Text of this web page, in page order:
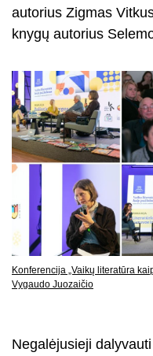
autorius Zigmas
knygų autorius
Konferencija „Vaikų literatūra
Vygaudo Juozaičio
Negalėjusieji